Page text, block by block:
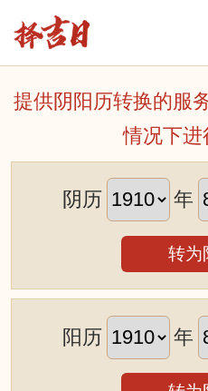
提供阴阳历转换的服
情况下进
阴历 年
转为
阳历 年